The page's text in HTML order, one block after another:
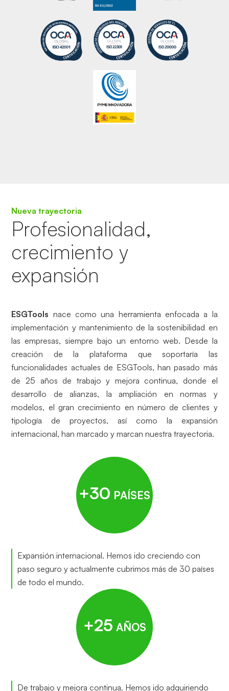
Nueva trayectoria
Profesionalidad,
crecimiento y
expansión
ESGTools nace como una herramienta enfocada a la
implementación y mantenimiento de la sostenibilidad en
las empresas, siempre bajo un entorno web. Desde la
creación de la plataforma que soportaría las
funcionalidades actuales de ESGTools, han pasado más
de 25 años de trabajo y mejora continua, donde el
desarrollo de alianzas, la ampliación en normas y
modelos, el gran crecimiento en número de clientes y
tipología de proyectos, así como la expansión
internacional, han marcado y marcan nuestra trayectoria.
+30 PAÍSES
Expansión internacional. Hemos ido creciendo con
paso seguro y actualmente cubrimos más de 30 países
de todo el mundo.
+25 AÑOS
De trabajo y mejora continua. Hemos ido adquiriendo